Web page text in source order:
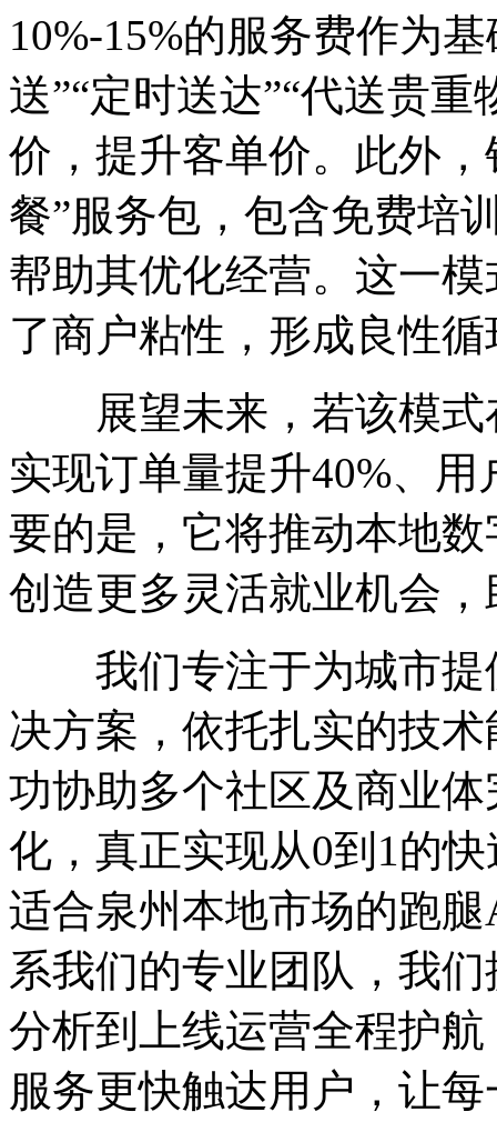
10%-15%的服务费作为
送”“定时送达”“代送贵
价，提升客单价。此外
餐”服务包，包含免费培
帮助其优化经营。这一
了商户粘性，形成良性循
展望未来，若该模式
实现订单量提升40%、
要的是，它将推动本地
创造更多灵活就业机会
我们专注于为城市提
决方案，依托扎实的技
功协助多个社区及商业
化，真正实现从0到1的
适合泉州本地市场的跑
系我们的专业团队，我们
分析到上线运营全程护
服务更快触达用户，让